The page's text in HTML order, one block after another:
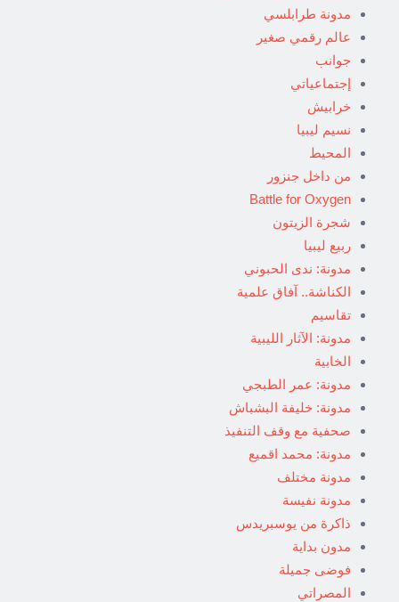
مدونة طرابلسي
عالم رقمي صغير
جوانب
إجتماعياتي
خرابيش
نسيم ليبيا
المحيط
من داخل جنزور
Battle for Oxygen
شجرة الزيتون
ربيع ليبيا
مدونة: ندى الحبوني
الكناشة.. آفاق علمية
تقاسيم
مدونة: الآثار الليبية
الخابية
مدونة: عمر الطبجي
مدونة: خليفة البشباش
صحفية مع وقف التنفيذ
مدونة: محمد اقميع
مدونة مختلف
مدونة نفيسة
ذاكرة من يوسبريدس
مدون بداية
فوضى جميلة
المصراتي